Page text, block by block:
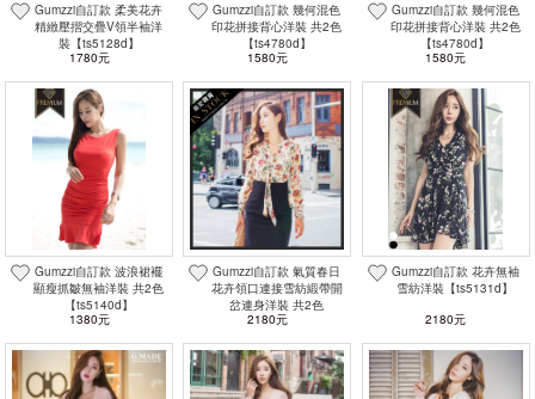
Gumzzi自訂款 柔美花卉
精緻壓摺交疊V領半袖洋
裝【ts5128d】
1780元
Gumzzi自訂款 幾何混色
印花拼接背心洋裝 共2色
【ts4780d】
1580元
Gumzzi自訂款 幾何混色
印花拼接背心洋裝 共2色
【ts4780d】
1580元
Gumzzi自訂款 波浪裙襬
顯瘦抓皺無袖洋裝 共2色
【ts5140d】
1380元
Gumzzi自訂款 氣質春日
花卉領口連接雪紡緞帶開
岔連身洋裝 共2色
【ts5328d】
2180元
Gumzzi自訂款 花卉無袖
雪紡洋裝【ts5131d】
2180元